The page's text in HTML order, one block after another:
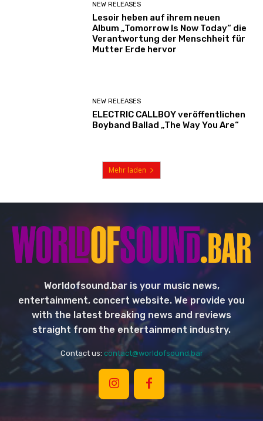
NEW RELEASES
Lesoir heben auf ihrem neuen
Album „Tomorrow Is Now Today“ die
Verantwortung der Menschheit für
Mutter Erde hervor
NEW RELEASES
ELECTRIC CALLBOY veröffentlichen
Boyband Ballad „The Way You Are“
Mehr laden
Worldofsound.bar is your music news,
entertainment, concert website. We provide you
with the latest breaking news and reviews
straight from the entertainment industry.
Contact us: contact@worldofsound.bar